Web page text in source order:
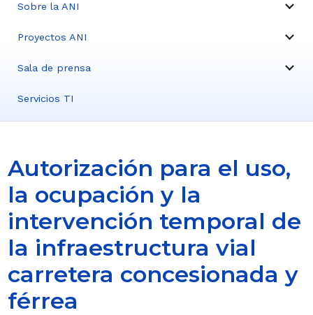
Sobre la ANI
Proyectos ANI
Sala de prensa
Servicios TI
Autorización para el uso,
la ocupación y la
intervención temporal de
la infraestructura vial
carretera concesionada y
férrea